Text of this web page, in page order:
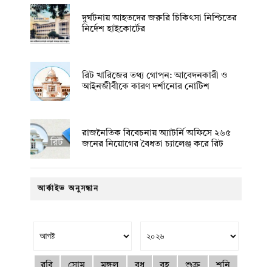
দুর্ঘটনায় আহতদের জরুরি চিকিৎসা নিশ্চিতের
নির্দেশ হাইকোর্টের
রিট খারিজের তথ্য গোপন: আবেদনকারী ও
আইনজীবীকে কারণ দর্শানোর নোটিশ
রাজনৈতিক বিবেচনায় অ‍্যাটর্নি অফিসে ২৬৫
জনের নিয়োগের বৈধতা চ্যালেঞ্জ করে রিট
আর্কাইভ অনুসন্ধান